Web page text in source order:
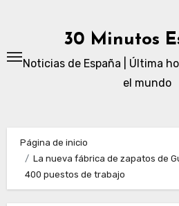
30 Minutos
Noticias de España | Última
el mundo
Página de inicio
La nueva fábrica de zapatos de
400 puestos de trabajo